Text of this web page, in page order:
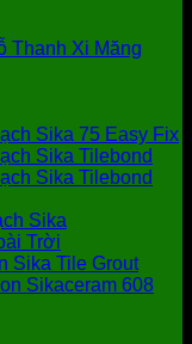
Thanh Xi Măng
Sika 75 Easy Fix
Sika Tilebond
Sika Tilebond
Sika
Trời
Sika Tile Grout
Sikaceram 608